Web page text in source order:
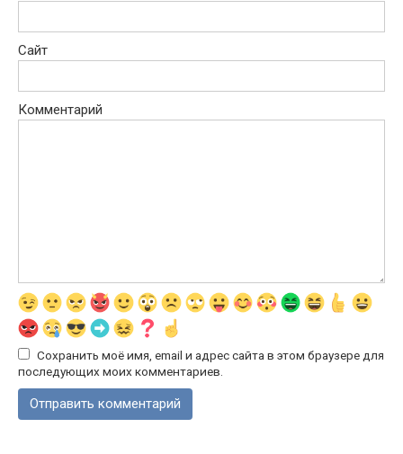
Сайт
Комментарий
Сохранить моё имя, email и адрес сайта в этом браузере для
последующих моих комментариев.